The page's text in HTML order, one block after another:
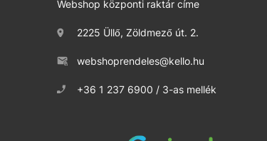
Webshop központi raktár címe
2225 Üllő, Zöldmező út. 2.
webshoprendeles@kello.hu
+36 1 237 6900 / 3-as mellék